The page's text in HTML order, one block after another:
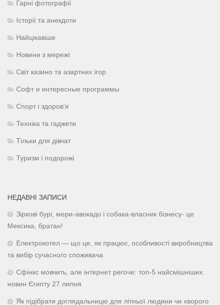
Гарні фотографії
Історії та анекдоти
Найцікавіше
Новини з мережі
Світ казино та азартних ігор
Софт и интересные программы
Спорт і здоров'я
Техніка та гаджети
Тільки для дівчат
Туризм і подорожі
НЕДАВНІ ЗАПИСИ
Зіркові бурі, мери-авокадо і собака-власник бізнесу- це
Мексика, братан!
Електрокотел — що це, як працює, особливості виробництва
та вибір сучасного споживача
Сфінкс мовчить, але інтернет регоче: топ-5 найсмішніших
новин Єгипту 27 липня
Як підібрати доглядальницю для літньої людини чи хворого